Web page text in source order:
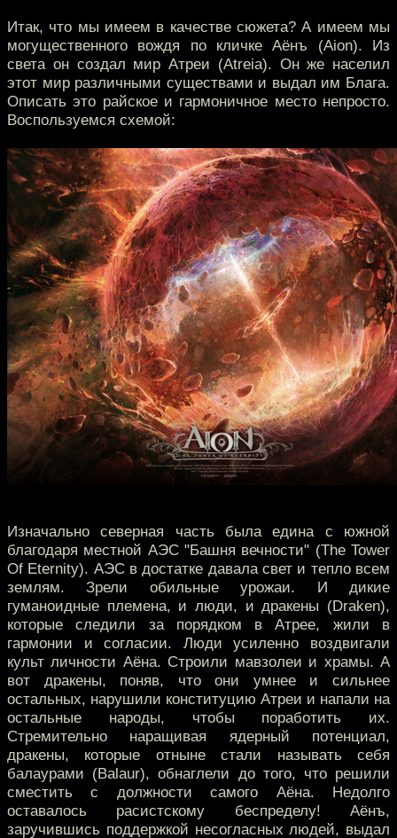
Итак, что мы имеем в качестве сюжета? А имеем мы
могущественного вождя по кличке Аёнъ (Aion). Из
света он создал мир Атреи (Atreia). Он же населил
этот мир различными существами и выдал им Блага.
Описать это райское и гармоничное место непросто.
Воспользуемся схемой:
Изначально северная часть была едина с южной
благодаря местной АЭС "Башня вечности" (The Tower
Of Eternity). АЭС в достатке давала свет и тепло всем
землям. Зрели обильные урожаи. И дикие
гуманоидные племена, и люди, и дракены (Draken),
которые следили за порядком в Атрее, жили в
гармонии и согласии. Люди усиленно воздвигали
культ личности Аёна. Строили мавзолеи и храмы. А
вот дракены, поняв, что они умнее и сильнее
остальных, нарушили конституцию Атреи и напали на
остальные народы, чтобы поработить их.
Стремительно наращивая ядерный потенциал,
дракены, которые отныне стали называть себя
балаурами (Balaur), обнаглели до того, что решили
сместить с должности самого Аёна. Недолго
оставалось расистскому беспределу! Аёнъ,
заручившись поддержкой несогласных людей, выдал